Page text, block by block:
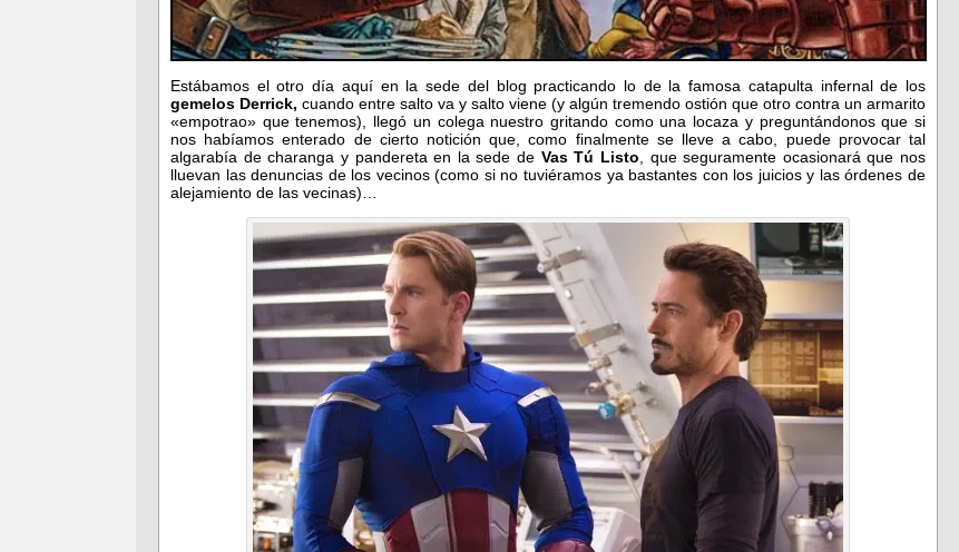
Estábamos el otro día aquí en la sede del blog practicando lo de la famosa catapulta infernal de los
gemelos Derrick, cuando entre salto va y salto viene (y algún tremendo ostión que otro contra un armarito
«empotrao» que tenemos), llegó un colega nuestro gritando como una locaza y preguntándonos que si
nos habíamos enterado de cierto notición que, como finalmente se lleve a cabo, puede provocar tal
algarabía de charanga y pandereta en la sede de Vas Tú Listo , que seguramente ocasionará que nos
lluevan las denuncias de los vecinos (como si no tuviéramos ya bastantes con los juicios y las órdenes de
alejamiento de las vecinas)…